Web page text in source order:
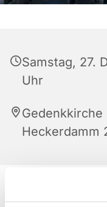
Samstag, 27.
Uhr
Gedenkkirche
Heckerdamm